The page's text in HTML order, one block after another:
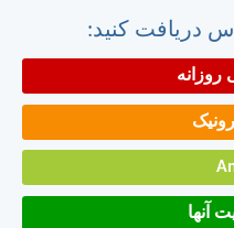
دریافت کنید:
روزانه
آنها